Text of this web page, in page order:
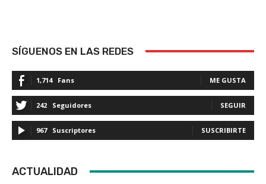
SÍGUENOS EN LAS REDES
1,714 Fans ME GUSTA
242 Seguidores SEGUIR
967 Suscriptores SUSCRIBIRTE
ACTUALIDAD